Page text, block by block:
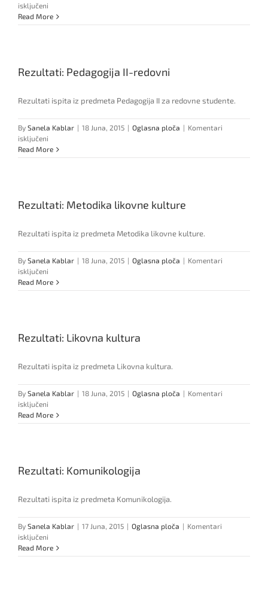
isključeni
Rezultati:
Metodologija
Read More
Rezultati: Pedagogija II-redovni
Rezultati ispita iz predmeta Pedagogija II za redovne studente.
By Sanela Kablar | 18 Juna, 2015 | Oglasna ploča | Komentari
isključeni
Rezultati:
Pedagogija
Read More
Rezultati: Metodika likovne kulture
Rezultati ispita iz predmeta Metodika likovne kulture.
By Sanela Kablar | 18 Juna, 2015 | Oglasna ploča | Komentari
isključeni
Rezultati:
Metodika
Read More
Rezultati: Likovna kultura
Rezultati ispita iz predmeta Likovna kultura.
By Sanela Kablar | 18 Juna, 2015 | Oglasna ploča | Komentari
isključeni
Rezultati:
Likovna
Read More
Rezultati: Komunikologija
Rezultati ispita iz predmeta Komunikologija.
By Sanela Kablar | 17 Juna, 2015 | Oglasna ploča | Komentari
isključeni
Rezultati:
Komunikologija
Read More